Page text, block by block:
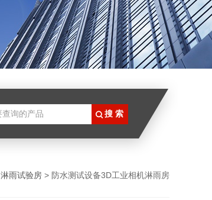
淋雨试验房 > 防水测试设备3D工业相机淋雨房